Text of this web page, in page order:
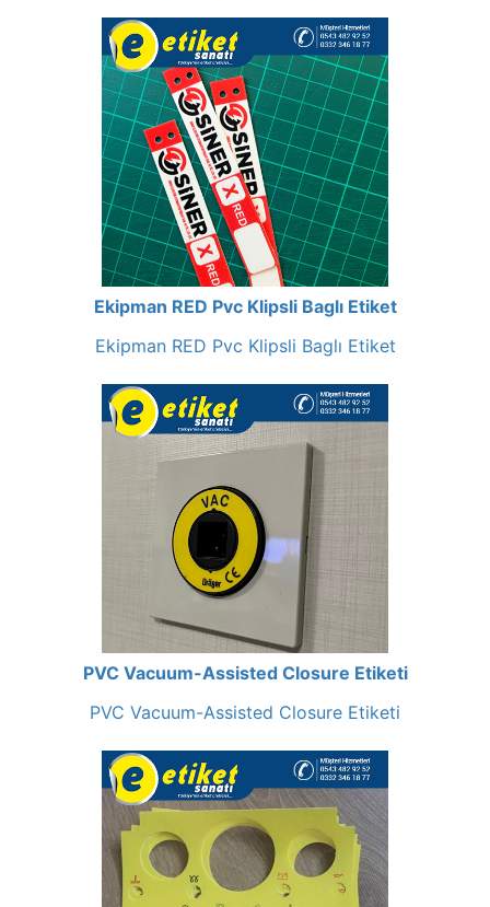
Ekipman RED Pvc Klipsli Baglı Etiket
Ekipman RED Pvc Klipsli Baglı Etiket
PVC Vacuum-Assisted Closure Etiketi
PVC Vacuum-Assisted Closure Etiketi